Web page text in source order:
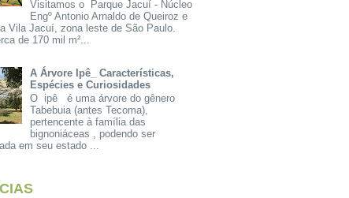
Visitamos o Parque Jacuí - Núcleo
Engº Antonio Arnaldo de Queiroz e
Vila Jacuí, zona leste de São Paulo.
de 170 mil m²...
A Árvore Ipê_ Características,
Espécies e Curiosidades
O ipê é uma árvore do gênero
Tabebuia (antes Tecoma),
pertencente à família das
bignoniáceas , podendo ser
em seu estado ...